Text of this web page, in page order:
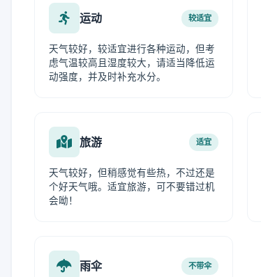
运动 较适宜
天气较好，较适宜进行各种运动，但考
虑气温较高且湿度较大，请适当降低运
动强度，并及时补充水分。
旅游 适宜
天气较好，但稍感觉有些热，不过还是
个好天气哦。适宜旅游，可不要错过机
会呦！
雨伞 不带伞